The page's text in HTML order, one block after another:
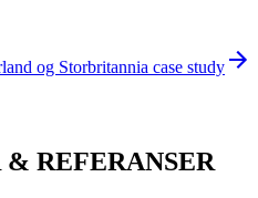
og Storbritannia case study
REFERANSER